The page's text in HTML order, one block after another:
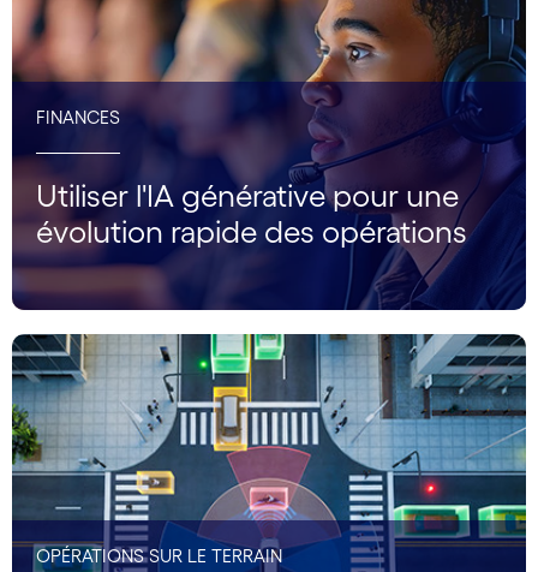
FINANCES
Utiliser l'IA générative pour une
évolution rapide des opérations
OPÉRATIONS SUR LE TERRAIN